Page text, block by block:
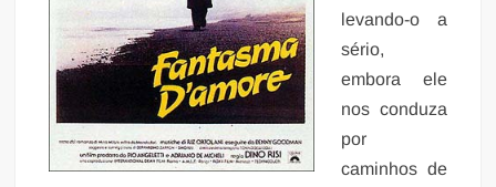
levando-o a
sério,
embora ele
nos conduza
por
caminhos de